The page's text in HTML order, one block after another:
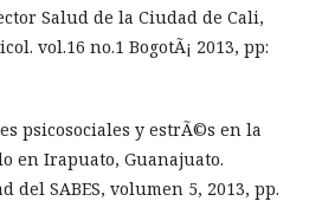
Salud de la Ciudad de Cali,
vol.16 no.1 BogotÃ¡ 2013, pp:
psicosociales y estrÃ©s en la
en Irapuato, Guanajuato.
del SABES, volumen 5, 2013, pp.